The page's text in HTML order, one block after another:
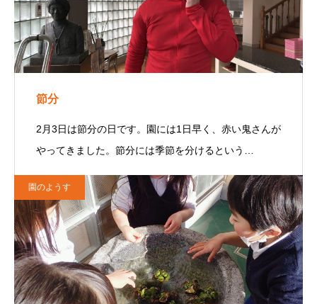
節分
2月3日は節分の日です。園には1日早く、赤い鬼さんが
やってきました。節分には季節を分けるという…
園のようす